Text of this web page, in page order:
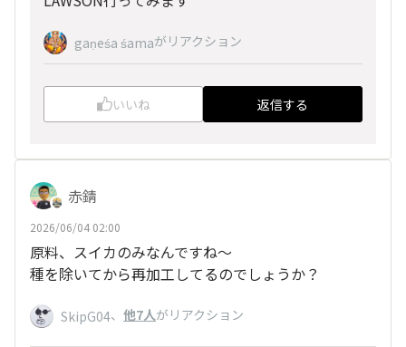
gaṇeśa śamaがリアクション
いいね 返信する
赤錆
2026/06/04 02:00
原料、スイカのみなんですね～
種を除いてから再加工してるのでしょうか？
SkipG04、 他7人がリアクション